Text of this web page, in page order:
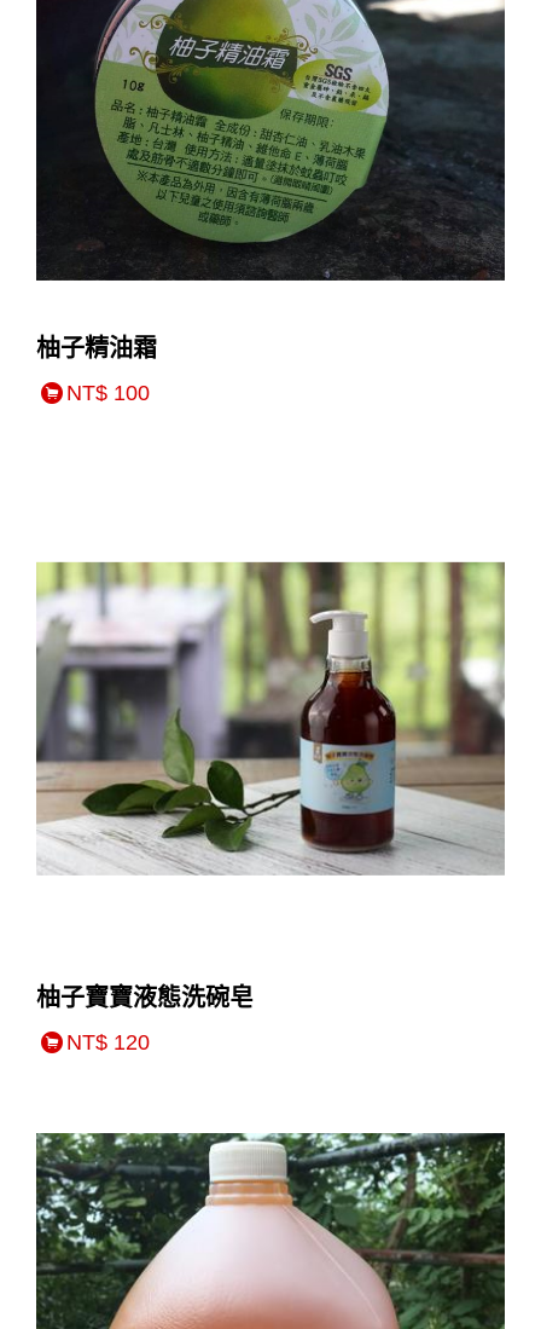
柚子精油霜
NT$ 100
柚子寶寶液態洗碗皂
NT$ 120